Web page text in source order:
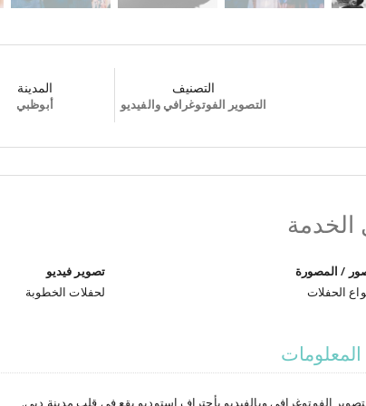
التصنيف
التصوير الفوتوغرافي والفيديو
المدينة
أبوظبي
الخدمة
/ المصورة
الحفلات
تصوير فيديو
لحفلات الخطوبة
الفوتوغرافي وبالفيديو بأحتراف استوديو يقع في قلب مدينة دبي.